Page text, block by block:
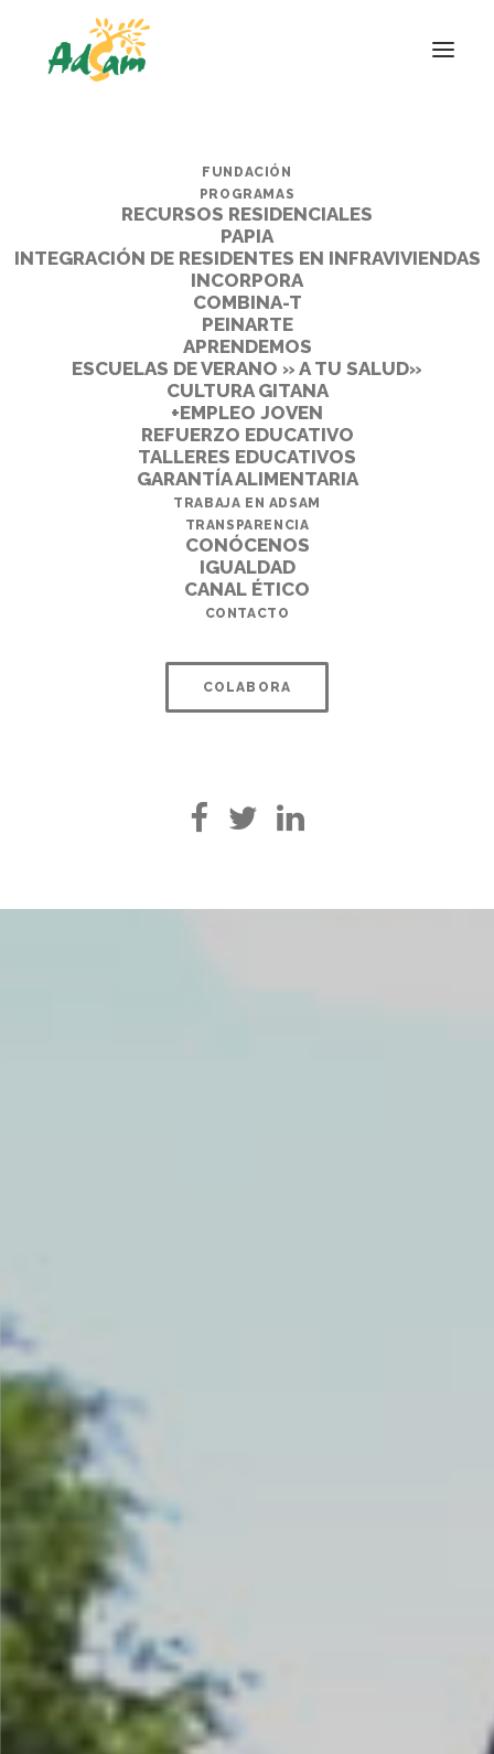
FUNDACIÓN
PROGRAMAS
RECURSOS RESIDENCIALES
PAPIA
INTEGRACIÓN DE RESIDENTES EN INFRAVIVIENDAS
INCORPORA
COMBINA-T
PEINARTE
APRENDEMOS
ESCUELAS DE VERANO » A TU SALUD»
CULTURA GITANA
+EMPLEO JOVEN
REFUERZO EDUCATIVO
TALLERES EDUCATIVOS
GARANTÍA ALIMENTARIA
TRABAJA EN ADSAM
TRANSPARENCIA
CONÓCENOS
IGUALDAD
CANAL ÉTICO
CONTACTO
COLABORA